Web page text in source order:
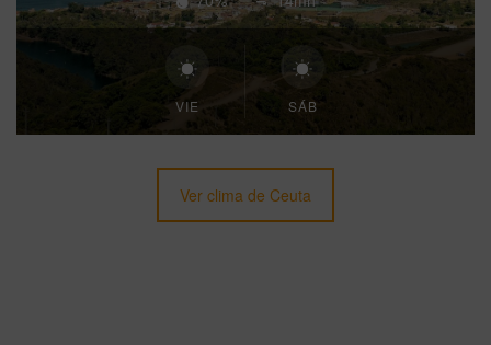
VIE SÁB
Ver clima de Ceuta